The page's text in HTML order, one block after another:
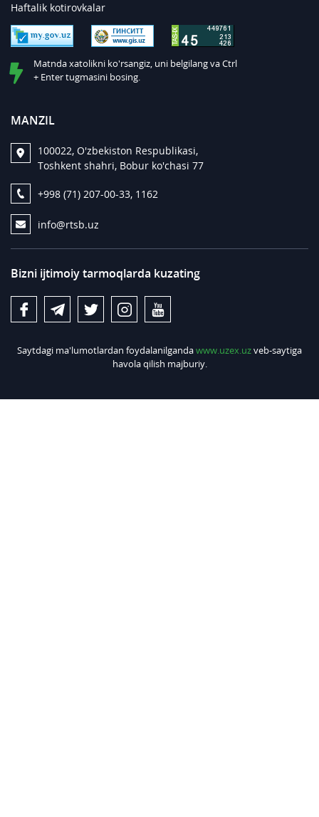
Haftalik kotirovkalar
Matnda xatolikni ko'rsangiz, uni belgilang va Ctrl
+ Enter tugmasini bosing.
MANZIL
100022, O'zbekiston Respublikasi,
Toshkent shahri, Bobur ko'chasi 77
+998 (71) 207-00-33, 1162
info@rtsb.uz
Bizni ijtimoiy tarmoqlarda kuzating
Saytdagi ma'lumotlardan foydalanilgandawww.uzex.uzveb-saytiga
havola qilish majburiy.